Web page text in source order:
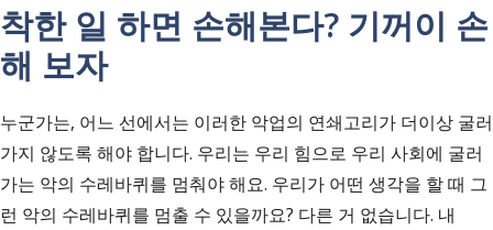
착한 일 하면 손해본다? 기꺼이 손
해 보자
누군가는, 어느 선에서는 이러한 악업의 연쇄고리가 더이상 굴러
가지 않도록 해야 합니다. 우리는 우리 힘으로 우리 사회에 굴러
가는 악의 수레바퀴를 멈춰야 해요. 우리가 어떤 생각을 할 때 그
런 악의 수레바퀴를 멈출 수 있을까요? 다른 거 없습니다. 내